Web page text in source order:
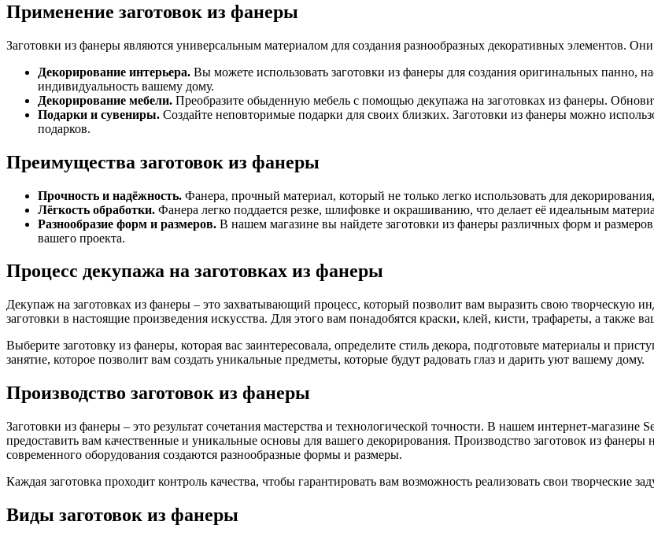
Применение заготовок из фанеры
Заготовки из фанеры являются универсальным материалом для создания разнообразных декоративных элементов.
Декорирование интерьера. Вы можете использовать заготовки из фанеры для создания оригинальных панно,
индивидуальность вашему дому.
Декорирование мебели. Преобразите обыденную мебель с помощью декупажа на заготовках из фанеры.
Подарки и сувениры. Создайте неповторимые подарки для своих близких. Заготовки из фанеры можно
подарков.
Преимущества заготовок из фанеры
Прочность и надёжность. Фанера, прочный материал, который не только легко использовать для
Лёгкость обработки. Фанера легко поддается резке, шлифовке и окрашиванию, что делает её идеальным
Разнообразие форм и размеров. В нашем магазине вы найдете заготовки из фанеры различных форм и
вашего проекта.
Процесс декупажа на заготовках из фанеры
Декупаж на заготовках из фанеры – это захватывающий процесс, который позволит вам выразить свою творческую
заготовки в настоящие произведения искусства. Для этого вам понадобятся краски, клей, кисти, трафареты, а также
Выберите заготовку из фанеры, которая вас заинтересовала, определите стиль декора, подготовьте материалы и
занятие, которое позволит вам создать уникальные предметы, которые будут радовать глаз и дарить уют вашему дому.
Производство заготовок из фанеры
Заготовки из фанеры – это результат сочетания мастерства и технологической точности. В нашем интернет-
предоставить вам качественные и уникальные основы для вашего декорирования. Производство заготовок из
современного оборудования создаются разнообразные формы и размеры.
Каждая заготовка проходит контроль качества, чтобы гарантировать вам возможность реализовать свои творческие
Виды заготовок из фанеры